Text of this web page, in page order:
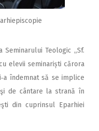
Teologic „Sf.
elevii seminariști cărora
îndemnat să se implice
de cântare la strană în
din cuprinsul Eparhiei